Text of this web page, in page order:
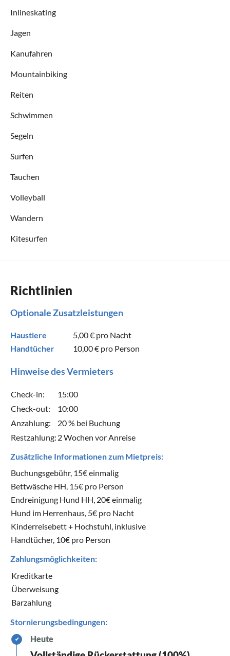
Inlineskating
Jagen
Kanufahren
Mountainbiking
Reiten
Schwimmen
Segeln
Surfen
Tauchen
Volleyball
Wandern
Kitesurfen
Richtlinien
Optionale Zusatzleistungen
Haustiere 5,00 € pro Nacht
Handtücher
10,00 € pro Person
Hinweise des Vermieters
Check-in:
15:00
Check-out:
10:00
Anzahlung:
20 % bei Buchung
Restzahlung: 2 Wochen vor Anreise
Zusätzliche Informationen zum Mietpreis:
Buchungsgebühr, 15€ einmalig
Bettwäsche HH, 15€ pro Person
Endreinigung Hund HH, 20€ einmalig
Hund im Herrenhaus, 5€ pro Nacht
Kinderreisebett + Hochstuhl, inklusive
Handtücher, 10€ pro Person
Zahlungsmöglichkeiten:
Kreditkarte
Überweisung
Barzahlung
Stornierungsbedingungen:
✔ Heute